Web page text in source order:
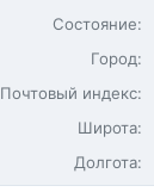
Состояние:
Город:
Почтовый индекс:
Широта:
Долгота: